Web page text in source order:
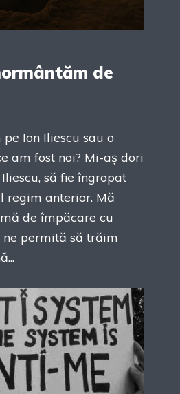
de
Ion Iliescu sau o
am fost noi? Mi-aș dori
să fie îngropat
regim anterior. Mă
de împăcare cu
ne permită să trăim